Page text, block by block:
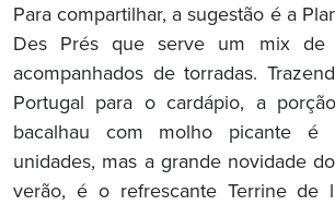
Para compartilhar, a sugestão é a
Des Prés que serve um mix de
acompanhados de torradas.
Portugal para o cardápio, a
bacalhau com molho picante é
unidades, mas a grande novidade
verão, é o refrescante Terrine de